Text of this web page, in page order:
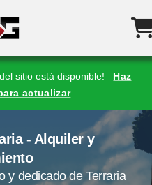
sitio está disponible!
Haz
actualizar
- Alquiler y
y dedicado de Terraria